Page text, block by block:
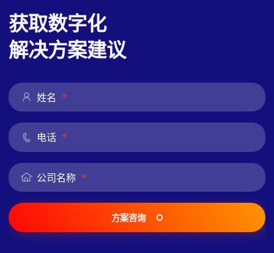
获取数字化
解决方案建议
姓名 *
电话 *
公司名称 *
方案咨询